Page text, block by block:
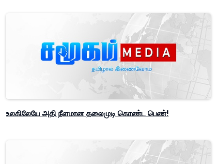
உலகிலேயே அதி நீளமான தலைமுடி கொண்ட பெண்!